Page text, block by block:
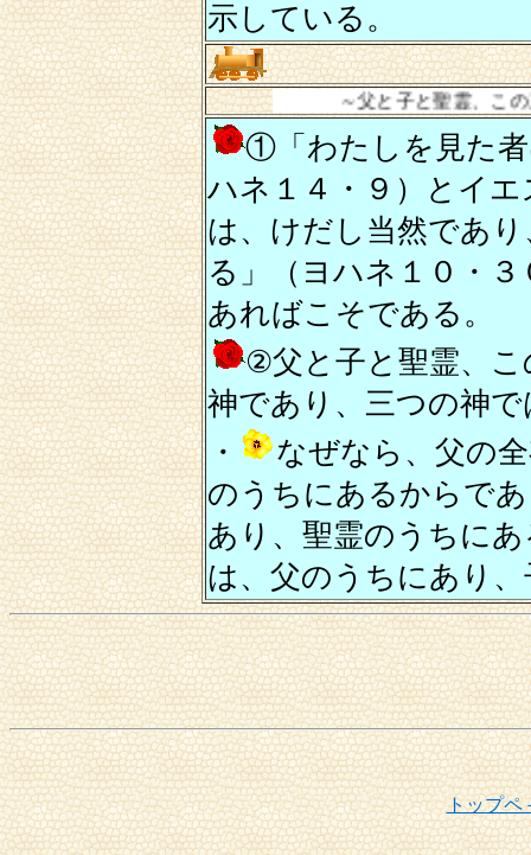
示している。
～父と子と聖霊、この三つのペル
①「わたしを見た
ハネ１４・９）とイ
は、けだし当然であ
る」（ヨハネ１０・
あればこそである。
②父と子と聖霊、
神であり、三つの神
・
なぜなら、父の
のうちにあるからで
あり、聖霊のうちに
は、父のうちにあり
トップペ